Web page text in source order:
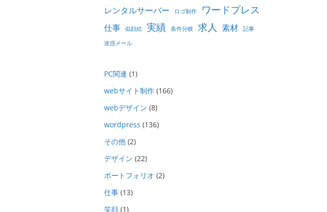
レンタルサーバー ロゴ制作 ワードプレス
仕事 似顔絵 実績 条件分岐 求人 素材
記事
迷惑メール
PC関連 (1)
webサイト制作 (166)
webデザイン (8)
wordpress (136)
その他 (2)
デザイン (22)
ポートフォリオ (2)
仕事 (13)
笑顔 (1)